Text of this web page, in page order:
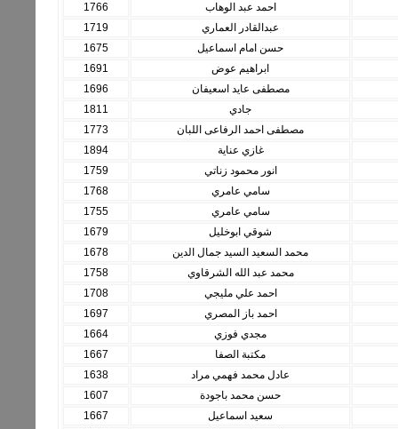
احمد عبد الوهاب
1766
عبدالقادر العماري
1719
حسن امام اسماعيل
1675
ابراهيم عوض
1691
مصطفى عايد اسعيفان
1696
جادي
1811
مصطفى احمد الرفاعى اللبان
1773
غازي عناية
1894
انور محمود زناتي
1759
سامي عامري
1768
سامي عامري
1755
شوقي ابوخليل
1679
محمد السعيد السيد جمال الدين
1678
محمد عبد الله الشرقاوي
1758
احمد علي مليجي
1708
احمد باز المصري
1697
مجدي فوزي
1664
مكتبة الصفا
1667
عادل محمد فهمي مراد
1638
حسن محمد باجودة
1607
سعيد اسماعيل
1667